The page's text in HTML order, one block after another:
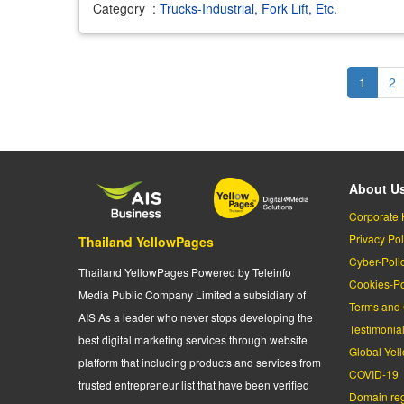
Category : Trucks-Industrial, Fork Lift, Etc.
Current
page
1 2
Thailand YellowPages
Thailand YellowPages Powered by Teleinfo
Media Public Company Limited a subsidiary of
AIS As a leader who never stops developing the
best digital marketing services through website
platform that including products and services from
trusted entrepreneur list that have been verified
About
Corporate
Privacy
Cyber-
Cookies-
Terms
Testimonial
Global
COVID-19
Domain